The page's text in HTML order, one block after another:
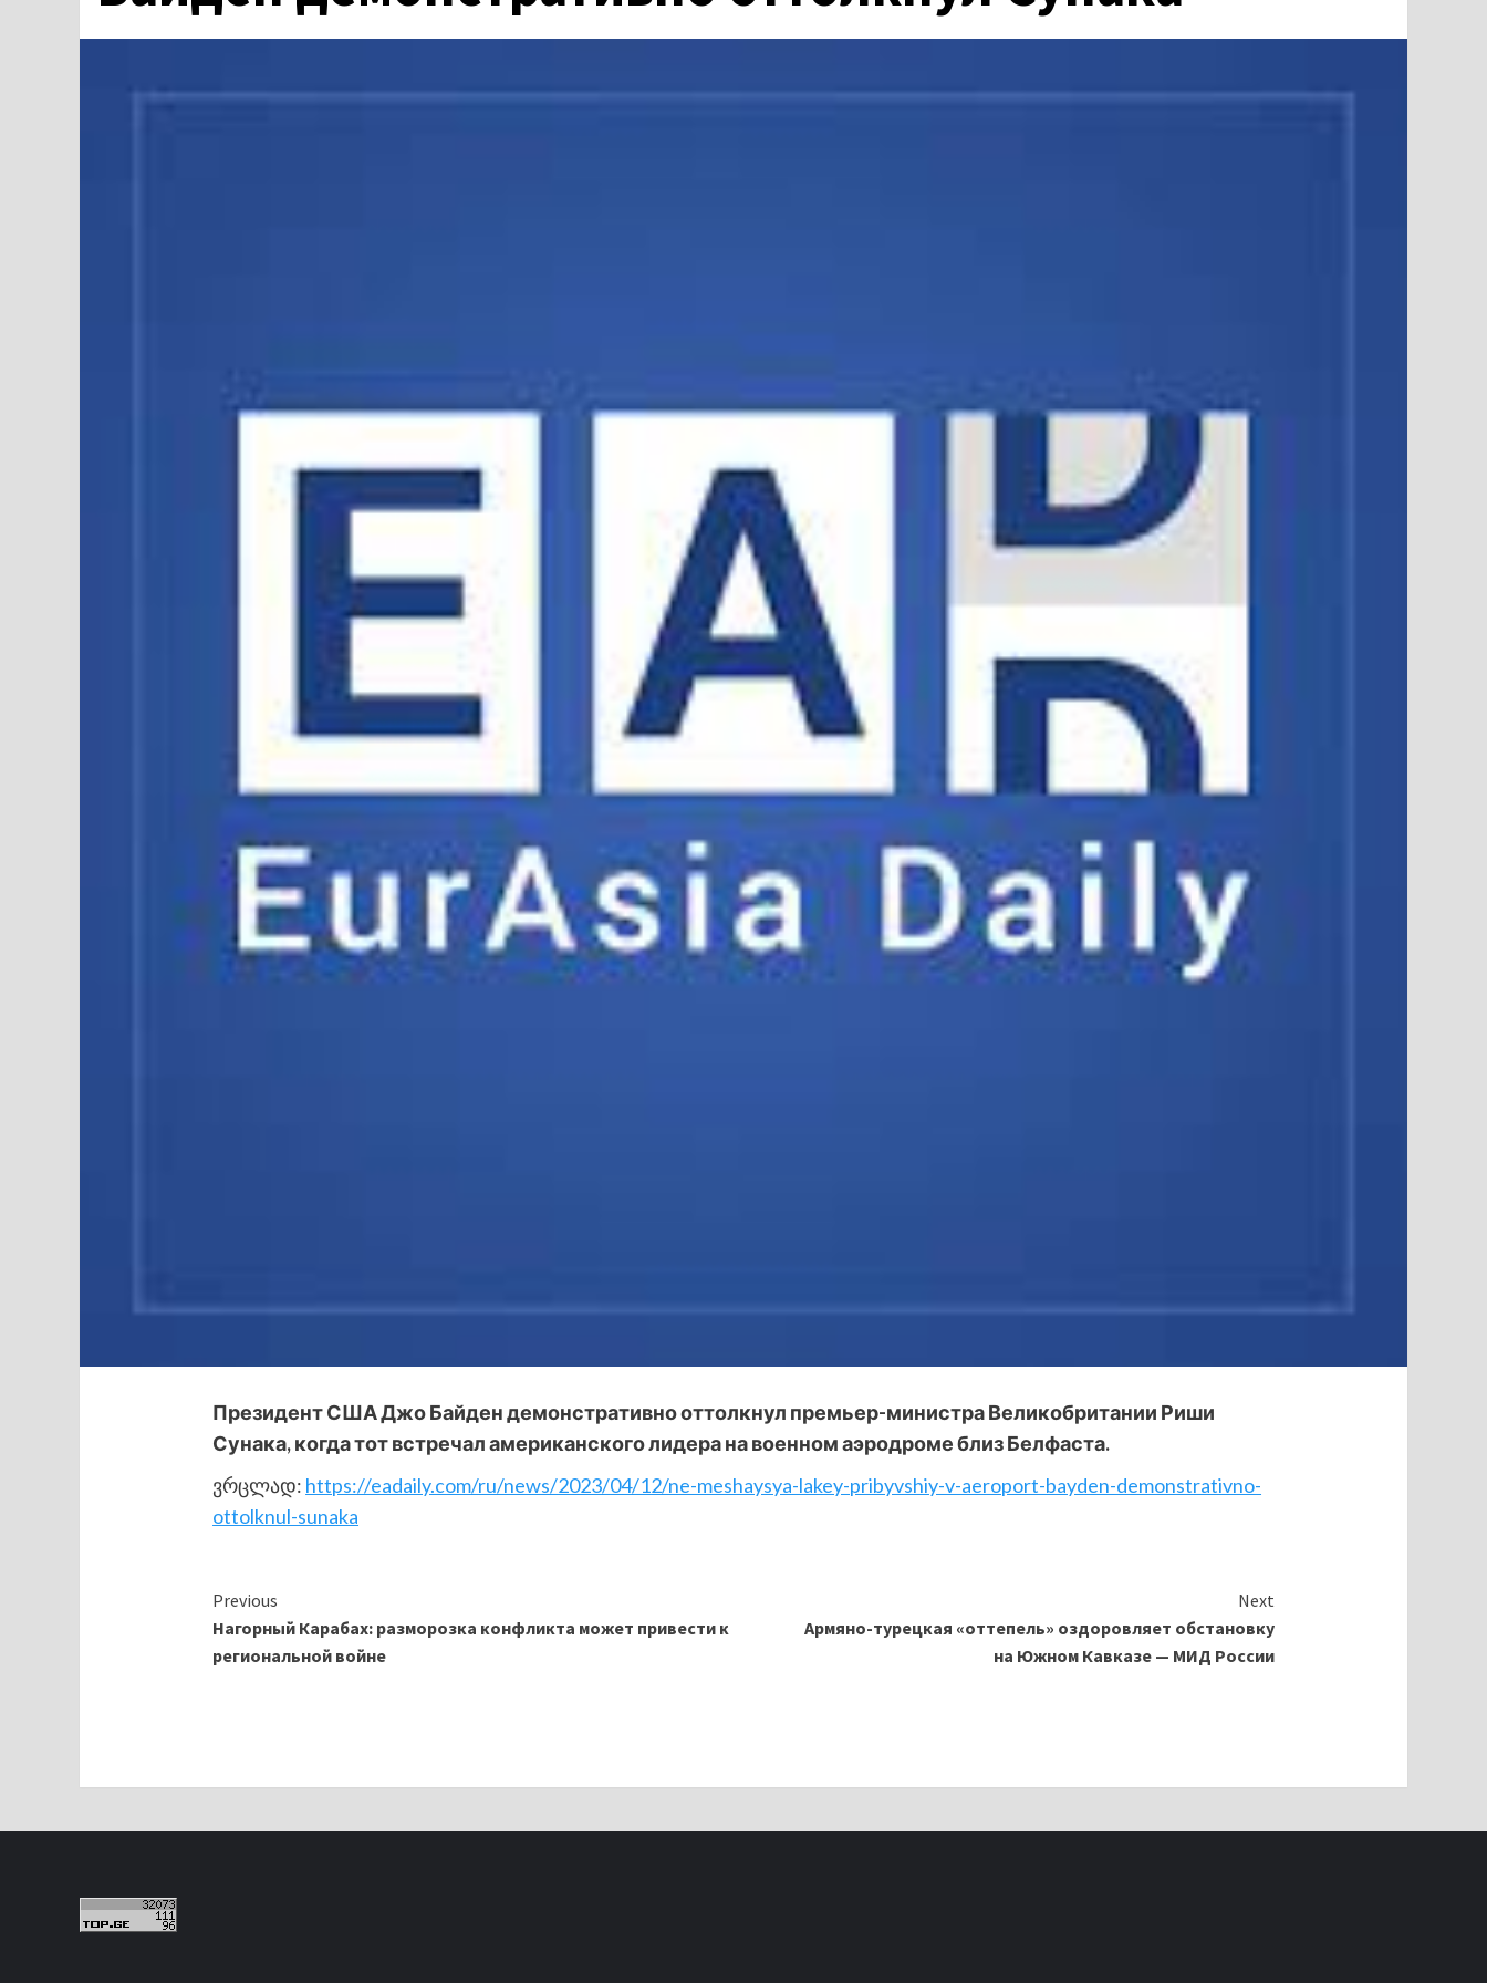
Президент США Джо Байден демонстративно оттолкнул премьер-министра Великобритании Риши
Сунака, когда тот встречал американского лидера на военном аэродроме близ Белфаста.
ვრცლად: https://eadaily.com/ru/news/2023/04/12/ne-meshaysya-lakey-pribyvshiy-v-aeroport-bayden-demonstrativno-
ottolknul-sunaka
Continue
Reading
Previous
Нагорный Карабах: разморозка конфликта может привести к
региональной войне
Next
Армяно-турецкая «оттепель» оздоровляет обстановку
на Южном Кавказе — МИД России